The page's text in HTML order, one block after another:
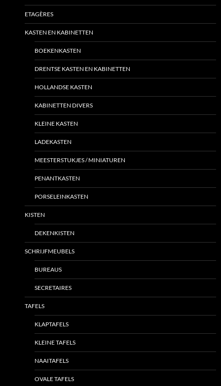
ETAGÈRES
KASTEN EN KABINETTEN
BOEKENKASTEN
DRENTSE KASTEN EN KABINETTEN
HOLLANDSE KASTEN
KABINETTEN DIVERS
KLEINE KASTEN
LADEKASTEN
MEESTERSTUKJES / MINIATUREN
PENANTKASTEN
PORSELEINKASTEN
KISTEN
DEKENKISTEN
SCHRIJFMEUBELS
BUREAUS
SECRETAIRES
TAFELS
KLAPTAFELS
KLEINE TAFELS
NAAITAFELS
OVALE TAFELS